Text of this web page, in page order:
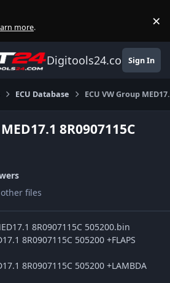
more. ×
Digitools24.comSign In
ECU Database ECU VW Group
8R0907115C
files
8R0907115C 505200.bin
8R0907115C 505200 +FLAPS
8R0907115C 505200 +LAMBDA